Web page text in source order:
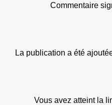
Commentaire
La publication a été
Vous avez atteint la